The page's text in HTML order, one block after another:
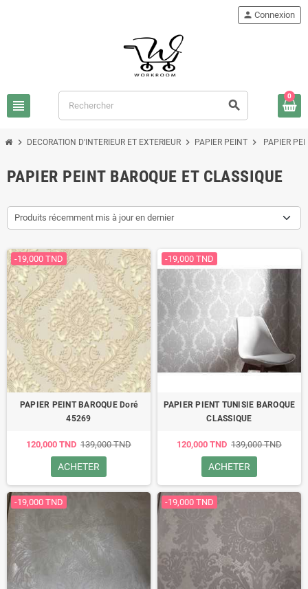
view_headline search
person Connexion
0
chevron_right DECORATION D'INTERIEUR ET EXTERIEUR chevron_right PAPIER PEINT chevron_right PAPIER
PAPIER PEINT BAROQUE ET CLASSIQUE
Produits récemment mis à jour en dernier
-19,000 TND
PAPIER PEINT BAROQUE Doré
45269
120,000 TND 139,000 TND
ACHETER
-19,000 TND
PAPIER PIENT TUNISIE BAROQUE
CLASSIQUE
120,000 TND 139,000 TND
ACHETER
-19,000 TND -19,000 TND